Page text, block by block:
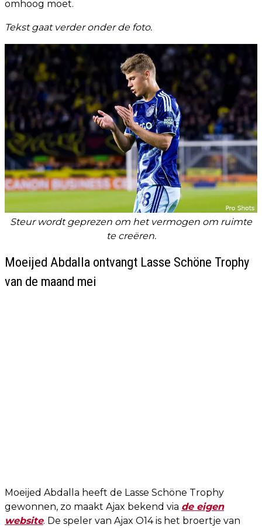
omhoog moet.
Tekst gaat verder onder de foto.
Steur wordt geprezen om het vermogen om ruimte
te creëren.
Moeijed Abdalla ontvangt Lasse Schöne Trophy
van de maand mei
Moeijed Abdalla heeft de Lasse Schöne Trophy
gewonnen, zo maakt Ajax bekend via de eigen
website. De speler van Ajax O14 is het broertje van